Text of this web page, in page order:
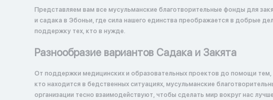
Представляем вам все мусульманские благотворительные фонды для
и садака в Эбоньи, где сила нашего единства преображается в добрые
поддержку тех, кто в нужде.
Разнообразие вариантов Садака и Закята
От поддержки медицинских и образовательных проектов до помощи тем,
кто находится в бедственных ситуациях, мусульманские
организации тесно взаимодействуют, чтобы сделать мир вокруг нас